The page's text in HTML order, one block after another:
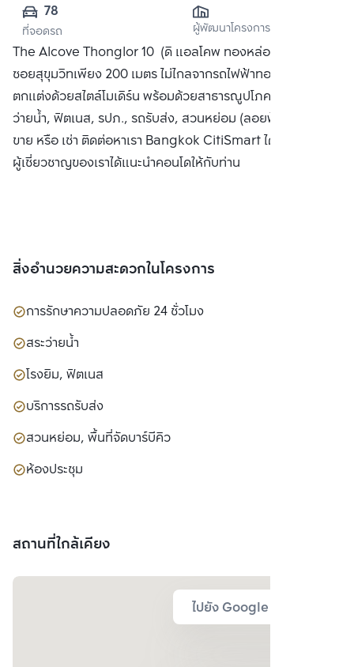
78
ที่จอดรถ ผู้พัฒนาโครงการ
The Alcove Thonglor 10 (ดิ แอลโคพ ทองหล่อ 10) ห่างจาก
ซอยสุขุมวิทเพียง 200 เมตร ไม่ไกลจากรถไฟฟ้าทองหล่อ คอนโด
ตกแต่งด้วยสไตล์โมเดิร์น พร้อมด้วยสาธารณูปโภคครบครัน สระ
ว่ายน้ำ, ฟิตเนส, รปภ., รถรับส่ง, สวนหย่อม (ลอยฟ้า) ได้แก่ ซื้อ
ขาย หรือ เช่า ติดต่อหาเรา Bangkok CitiSmart ได้ทันที เพื่อให้
ผู้เชี่ยวชาญของเราได้แนะนำคอนโดให้กับท่าน
สิ่งอำนวยความสะดวกในโครงการ
การรักษาความปลอดภัย 24 ชั่วโมง
สระว่ายน้ำ
โรงยิม, ฟิตเนส
บริการรถรับส่ง
สวนหย่อม, พื้นที่จัดบาร์บีคิว
ห้องประชุม
สถานที่ใกล้เคียง
ไปยัง Google Map